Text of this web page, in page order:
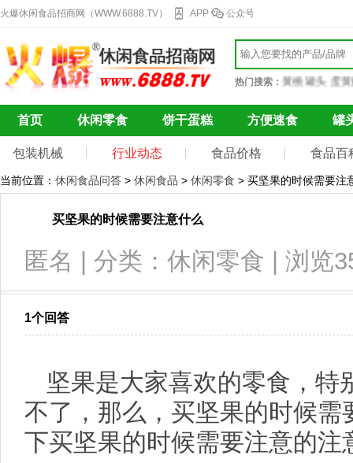
火爆休闲食品招商网（WWW.6888.TV） APP 公众号
热门搜索：
巧克力 果干蜜饯 自热火锅 辣条 冰激凌 方便面 黄桃罐头 蛋黄酥
首页 休闲零食 饼干蛋糕 方便速食 罐
包装机械 行业动态 食品价格 食品百
当前位置： 休闲食品问答 > 休闲食品 > 休闲零食 > 买坚果的时候需要注
买坚果的时候需要注意什么
匿名 | 分类：休闲零食 | 浏览
1个回答
坚果是大家喜欢的零食，特
不了，那么，买坚果的时候
下买坚果的时候需要注意的注